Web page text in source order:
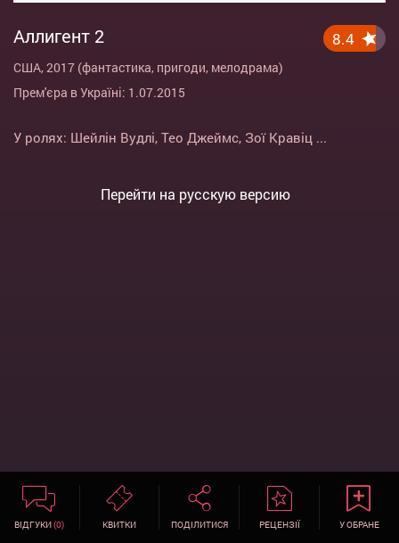
Аллигент 2
США, 2017 (фантастика, пригоди, мелодрама)
Прем'єра в Україні: 1.07.2015
8.4
У ролях: Шейлін Вудлі, Тео Джеймс, Зої Кравіц ...
Перейти на русскую версию
ВІДГУКИ(0) КВИТКИ ПОДІЛИТИСЯ РЕЦЕНЗІЇ У ОБРАНЕ